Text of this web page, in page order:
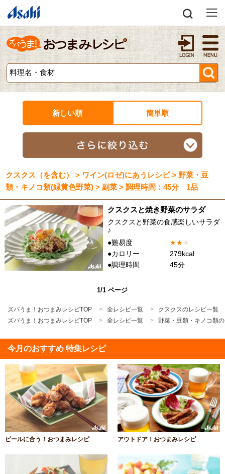
新しい順 簡単順
クスクス（を含む） > ワイン(ロゼ)にあうレシピ > 野菜・豆
類・キノコ類(緑黄色野菜) > 副菜 > 調理時間：45分 1品
クスクスと焼き野菜のサラダ
クスクスと野菜の食感楽しいサラダ
♪
●難易度
★★★
●カロリー
279kcal
●調理時間
45分
1/1 ページ
ズバうま！おつまみレシピTOP 全レシピ一覧
クスクスのレシピ一覧
ズバうま！おつまみレシピTOP
全レシピ一覧 野菜・豆類・キノコ類
今月のおすすめ 特集レシピ
ビールに合う！おつまみレシピ アウトドア！おつまみレシピ